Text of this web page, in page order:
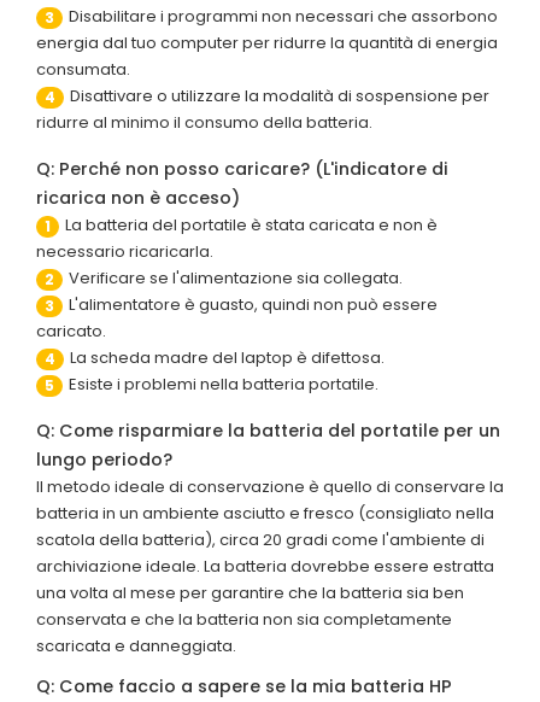
3
Disabilitare i programmi non necessari che assorbono
energia dal tuo computer per ridurre la quantità di energia
consumata.
4
Disattivare o utilizzare la modalità di sospensione per
ridurre al minimo il consumo della batteria.
Q: Perché non posso caricare? (L'indicatore di
ricarica non è acceso)
1
La batteria del portatile è stata caricata e non è
necessario ricaricarla.
2 Verificare se l'alimentazione sia collegata.
3
L'alimentatore è guasto, quindi non può essere
caricato.
4 La scheda madre del laptop è difettosa.
5 Esiste i problemi nella batteria portatile.
Q: Come risparmiare la batteria del portatile per un
lungo periodo?
Il metodo ideale di conservazione è quello di conservare la
batteria in un ambiente asciutto e fresco (consigliato nella
scatola della batteria), circa 20 gradi come l'ambiente di
archiviazione ideale. La batteria dovrebbe essere estratta
una volta al mese per garantire che la batteria sia ben
conservata e che la batteria non sia completamente
scaricata e danneggiata.
Q: Come faccio a sapere se la mia batteria HP